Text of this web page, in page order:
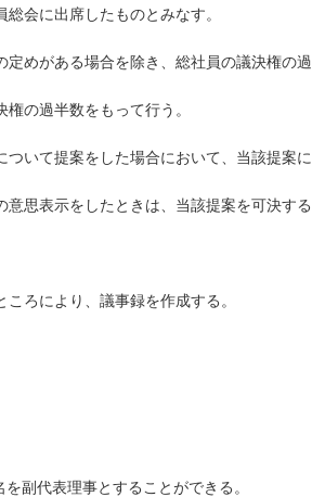
会に出席したものとみなす。
めがある場合を除き、総社員の議決権の過
の過半数をもって行う。
いて提案をした場合において、当該提案に
思表示をしたときは、当該提案を可決する
ろにより、議事録を作成する。
副代表理事とすることができる。